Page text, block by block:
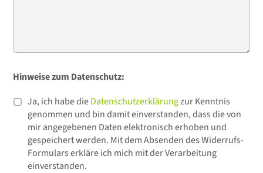
Hinweise zum Datenschutz:
Ja, ich habe dieDatenschutzerklärungzur Kenntnis
genommen und bin damit einverstanden, dass die von
mir angegebenen Daten elektronisch erhoben und
gespeichert werden. Mit dem Absenden des Widerrufs-
Formulars erkläre ich mich mit der Verarbeitung
einverstanden.